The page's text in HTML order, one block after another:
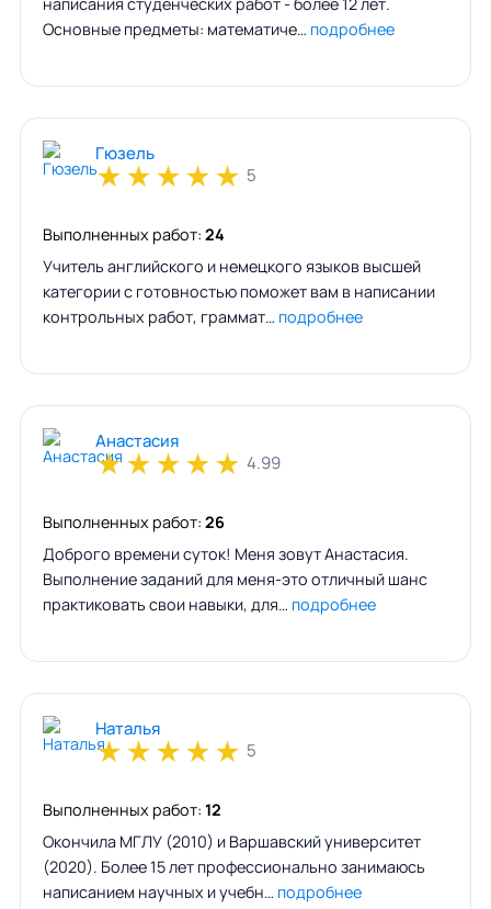
Основные предметы: математиче… подробнее
Гюзель
★★★★★ 5
Выполненных работ: 24
Учитель английского и немецкого языков высшей
категории с готовностью поможет вам в написании
контрольных работ, граммат… подробнее
Анастасия
★★★★★ 4.99
Выполненных работ: 26
Доброго времени суток! Меня зовут Анастасия.
Выполнение заданий для меня-это отличный шанс
практиковать свои навыки, для… подробнее
Наталья
★★★★★ 5
Выполненных работ: 12
Окончила МГЛУ (2010) и Варшавский университет
(2020). Более 15 лет профессионально занимаюсь
написанием научных и учебн… подробнее